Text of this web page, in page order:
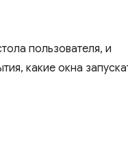
пользователя, и
какие окна